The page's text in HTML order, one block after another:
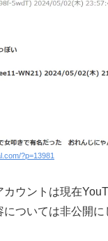
?p=13981
ウントは現在
については非公開